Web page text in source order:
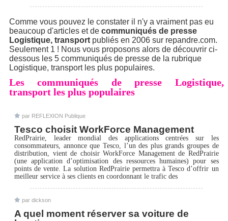
Comme vous pouvez le constater il n'y a vraiment pas eu
beaucoup d'articles et de communiqués de presse
Logistique, transport publiés en 2006 sur repandre.com.
Seulement 1 ! Nous vous proposons alors de découvrir ci-
dessous les 5 communiqués de presse de la rubrique
Logistique, transport les plus populaires.
Les communiqués de presse Logistique,
transport les plus populaires
par REFLEXION Publique
Tesco choisit WorkForce Management
RedPrairie, leader mondial des applications centrées sur les
consommateurs, annonce que Tesco, l’un des plus grands groupes de
distribution, vient de choisir WorkForce Management de RedPrairie
(une application d’optimisation des ressources humaines) pour ses
points de vente. La solution RedPrairie permettra à Tesco d’offrir un
meilleur service à ses clients en coordonnant le trafic des
par dickson
A quel moment réserver sa voiture de